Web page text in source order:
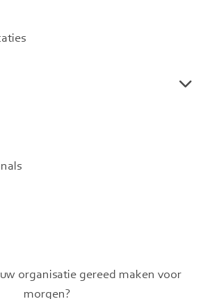
organisatie gereed maken voor
morgen?